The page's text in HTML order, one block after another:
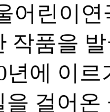
어린이연
작품을
년에 이르
을 걸어온